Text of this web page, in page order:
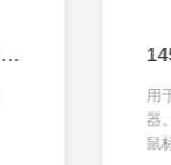
10440-470mAh 3C三元锂电池
用
器
鼠